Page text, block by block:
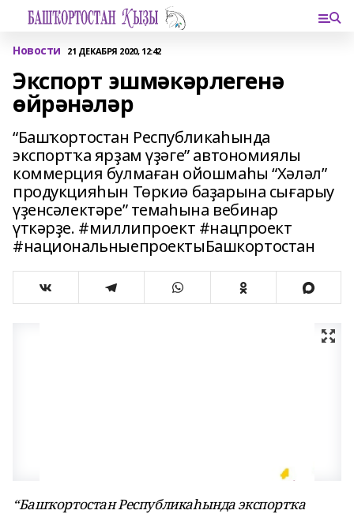
Новости 21 ДЕКАБРЯ 2020, 12:42
Экспорт эшмәкәрлегенә
өйрәнәләр
“Башҡортостан Республикаһында
экспортҡа ярҙам үҙәге” автономиялы
коммерция булмаған ойошмаһы “Хәләл”
продукцияһын Төркиә баҙарына сығарыу
үҙенсәлектәре” темаһына вебинар
үткәрҙе. #миллипроект #нацпроект
#национальныепроектыБашкортостан
“Башҡортостан Республикаһында экспортҡа